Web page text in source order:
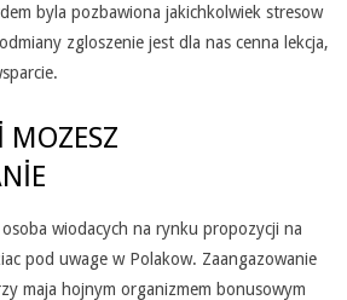
byla pozbawiona jakichkolwiek stresow
zgloszenie jest dla nas cenna lekcja,
MOZESZ
wiodacych na rynku propozycji na
pod uwage w Polakow. Zaangazowanie
maja hojnym organizmem bonusowym